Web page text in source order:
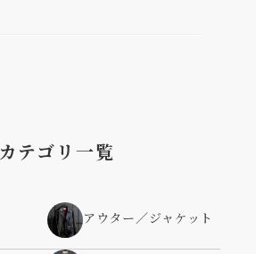
カテゴリ一覧
アウター／ジャケット